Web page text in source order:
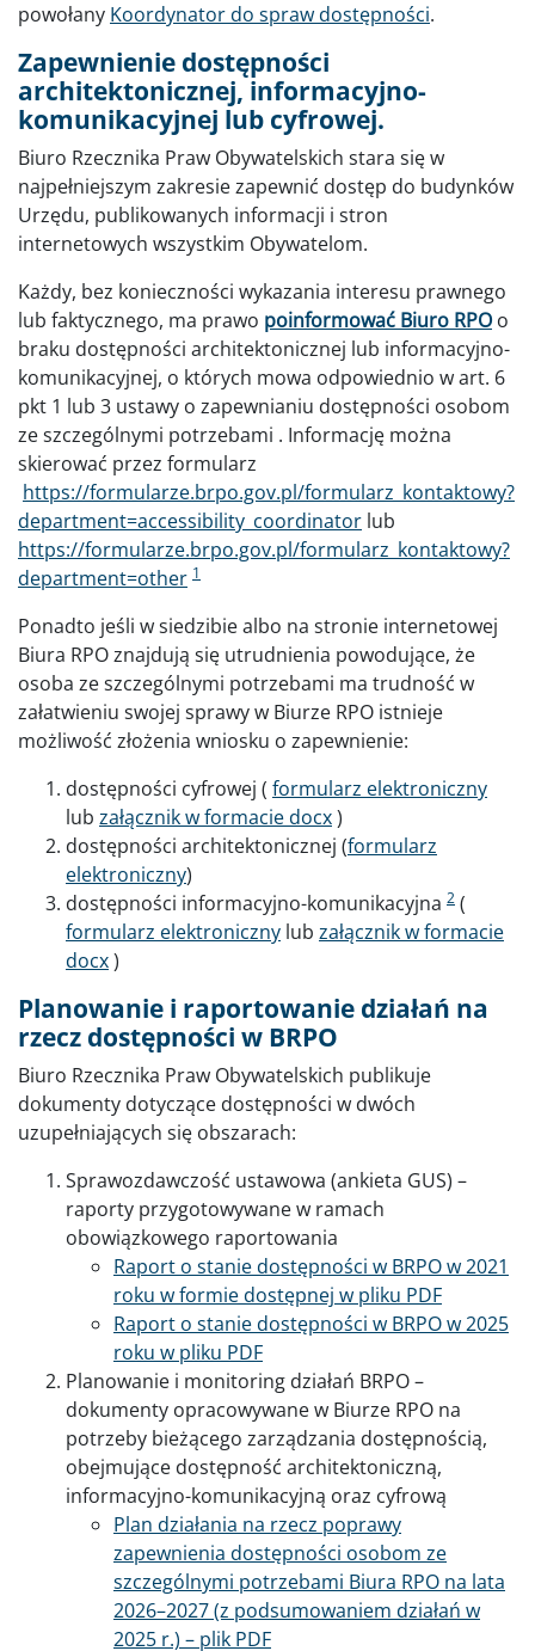
powołany Koordynator do spraw dostępności.
Zapewnienie dostępności
architektonicznej, informacyjno-
komunikacyjnej lub cyfrowej.
Biuro Rzecznika Praw Obywatelskich stara się w
najpełniejszym zakresie zapewnić dostęp do budynków
Urzędu, publikowanych informacji i stron
internetowych wszystkim Obywatelom.
Każdy, bez konieczności wykazania interesu prawnego
lub faktycznego, ma prawo poinformować Biuro RPOo
braku dostępności architektonicznej lub informacyjno-
komunikacyjnej, o których mowa odpowiednio w art. 6
pkt 1 lub 3 ustawy o zapewnianiu dostępności osobom
ze szczególnymi potrzebami . Informację można
skierować przez formularz
https://formularze.brpo.gov.pl/formularz_kontaktowy?
department=accessibility_coordinator lub
https://formularze.brpo.gov.pl/formularz_kontaktowy?
department=other 1
Ponadto jeśli w siedzibie albo na stronie internetowej
Biura RPO znajdują się utrudnienia powodujące, że
osoba ze szczególnymi potrzebami ma trudność w
załatwieniu swojej sprawy w Biurze RPO istnieje
możliwość złożenia wniosku o zapewnienie:
dostępności cyfrowej ( formularz elektroniczny
lub załącznik w formacie docx)
dostępności architektonicznej (formularz
elektroniczny)
dostępności informacyjno-komunikacyjna 2 (
formularz elektroniczny lub załącznik w formacie
docx)
Planowanie i raportowanie działań na
rzecz dostępności w BRPO
Biuro Rzecznika Praw Obywatelskich publikuje
dokumenty dotyczące dostępności w dwóch
uzupełniających się obszarach:
Sprawozdawczość ustawowa (ankieta GUS) –
raporty przygotowywane w ramach
obowiązkowego raportowania
Raport o stanie dostępności w BRPO w 2021
roku w formie dostępnej w pliku PDF
Raport o stanie dostępności w BRPO w 2025
roku w pliku PDF
Planowanie i monitoring działań BRPO –
dokumenty opracowywane w Biurze RPO na
potrzeby bieżącego zarządzania dostępnością,
obejmujące dostępność architektoniczną,
informacyjno-komunikacyjną oraz cyfrową
Plan działania na rzecz poprawy
zapewnienia dostępności osobom ze
szczególnymi potrzebami Biura RPO na lata
2026–2027 (z podsumowaniem działań w
2025 r.) – plik PDF